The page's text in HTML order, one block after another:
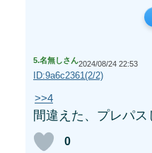
5.名無しさん2024/08/24 22:53
ID:9a6c2361(2/2)
>>4
間違えた、プレパ
0